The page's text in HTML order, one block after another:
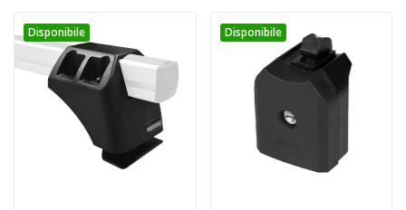
Disponibile Disponibile